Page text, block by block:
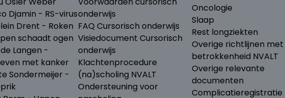
Djamin - RS-virus
Drent - Roken
schaadt ogen
Langen -
met kanker
Sondermeijer -
onderwijs
FAQ Cursorisch onderwijs
Visiedocument Cursorisch
onderwijs
Klachtenprocedure
(na)scholing NVALT
Ondersteuning voor
Oncologie
Slaap
Rest longziekten
Overige richtlijnen met
betrokkenheid NVALT
Overige relevante
documenten
Complicatieregistratie